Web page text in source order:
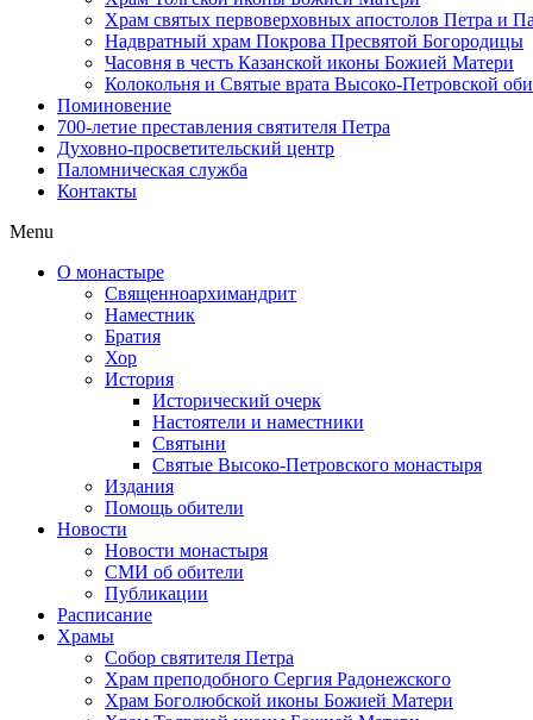
Храм святых первоверховных апостолов Петра и
Надвратный храм Покрова Пресвятой Богородицы
Часовня в честь Казанской иконы Божией Матери
Колокольня и Святые врата Высоко-Петровской
Поминовение
700-летие преставления святителя Петра
Духовно-просветительский центр
Паломническая служба
Контакты
Menu
О монастыре
Священноархимандрит
Наместник
Братия
Хор
История
Исторический очерк
Настоятели и наместники
Святыни
Святые Высоко-Петровского монастыря
Издания
Помощь обители
Новости
Новости монастыря
СМИ об обители
Публикации
Расписание
Храмы
Собор святителя Петра
Храм преподобного Сергия Радонежского
Храм Боголюбской иконы Божией Матери